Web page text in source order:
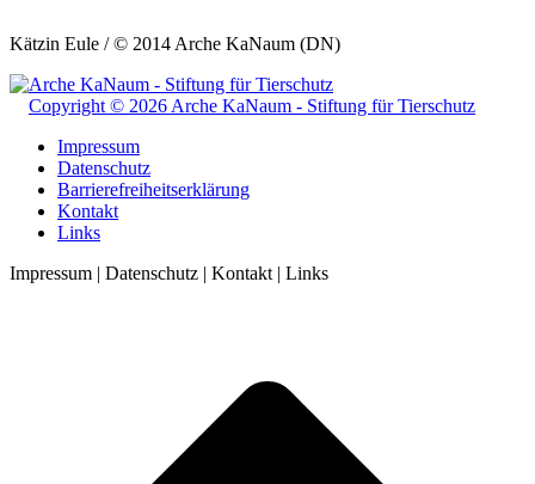
Kätzin Eule / © 2014 Arche KaNaum (DN)
Copyright © 2026 Arche KaNaum - Stiftung für Tierschutz
Impressum
Datenschutz
Barrierefreiheitserklärung
Kontakt
Links
Impressum | Datenschutz | Kontakt | Links